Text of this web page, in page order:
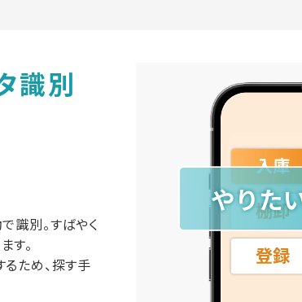
識別
識別。すばやく
す。
ため、探す手